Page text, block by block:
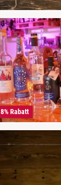
8% Rabatt